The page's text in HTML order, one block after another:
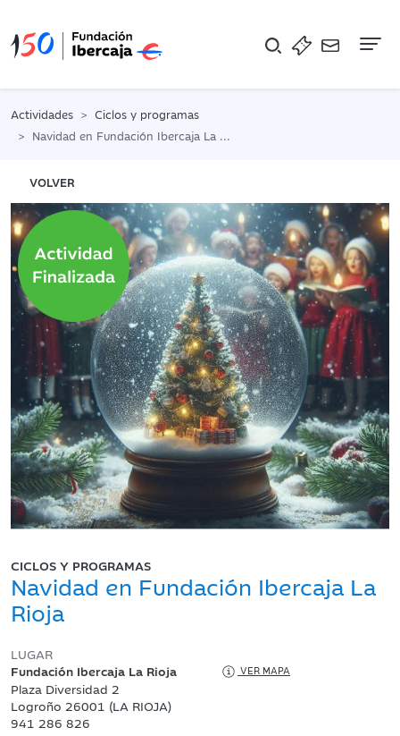
Actividades
Ciclos y programas
Navidad en Fundación Ibercaja La Rioja
VOLVER
CICLOS Y PROGRAMAS
Navidad en Fundación Ibercaja La
Rioja
LUGAR
Fundación Ibercaja La Rioja
VER MAPA
Plaza Diversidad 2
Logroño 26001 (LA RIOJA)
941 286 826